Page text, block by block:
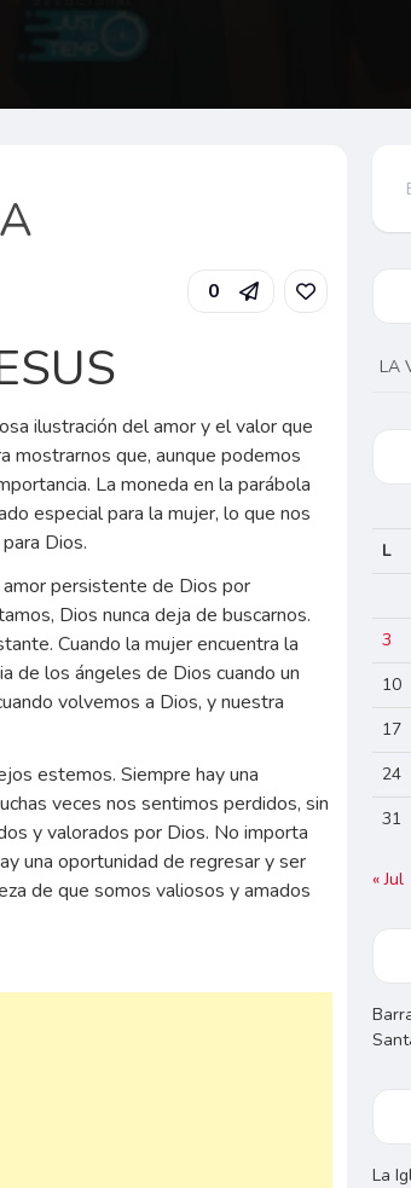
0
ilustración del amor y el valor que
mostrarnos que, aunque podemos
La moneda en la parábola
especial para la mujer, lo que nos
Dios.
persistente de Dios por
Dios nunca deja de buscarnos.
Cuando la mujer encuentra la
de los ángeles de Dios cuando un
volvemos a Dios, y nuestra
estemos. Siempre hay una
veces nos sentimos perdidos, sin
y valorados por Dios. No importa
una oportunidad de regresar y ser
de que somos valiosos y amados
LA
L
3
10
17
24
31
« Jul
La